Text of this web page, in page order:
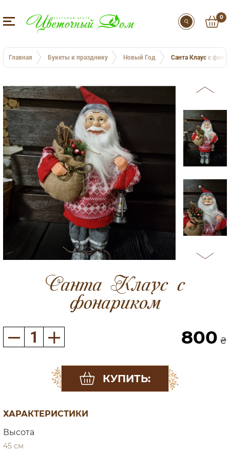
0
Главная Букеты к празднику Новый Год Санта Клаус с
Санта Клаус с
фонариком
800 ₴
КУПИТЬ:
ХАРАКТЕРИСТИКИ
Высота
45 см